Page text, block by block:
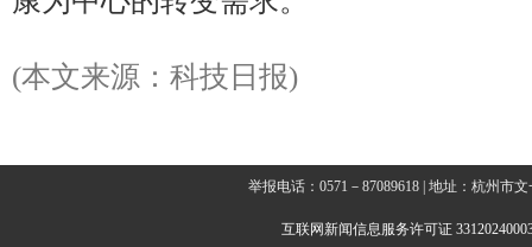
(本文来源：科技日报)
举报电话：0571－87089618 | 地址：杭州市
互联网新闻信息服务许可证